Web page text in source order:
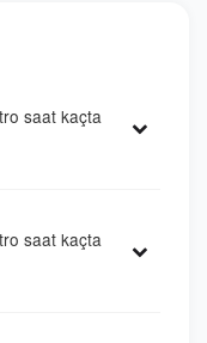
saat kaçta
saat kaçta